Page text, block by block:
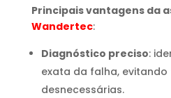
Principais vantagens da
Wandertec:
Diagnóstico preciso:
exata da falha,
desnecessárias.